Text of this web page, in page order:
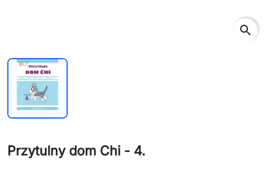
search
Przytulny dom Chi - 4.